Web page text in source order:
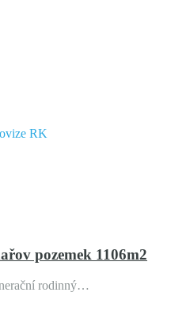
RK
pozemek 1106m2
rodinný…